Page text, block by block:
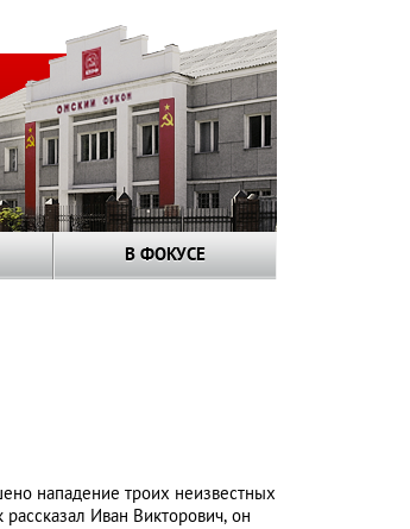
В ФОКУСЕ
нападение троих неизвестных
Иван Викторович, он